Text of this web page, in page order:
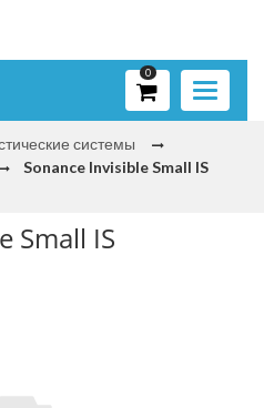
Toggle
0
системы
Sonance Invisible Small IS
Small IS